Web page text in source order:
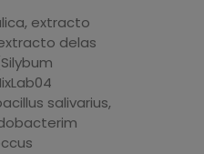
extracto
delas
salivarius,